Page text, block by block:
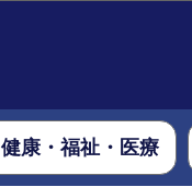
健康・福祉・医療